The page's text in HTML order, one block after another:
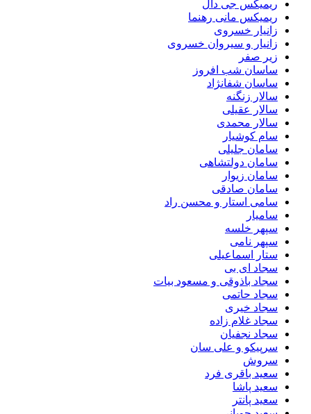
ریمیکس جی دال
ریمیکس مانی رهنما
زانیار خسروی
زانیار و سیروان خسروی
زیر صفر
ساسان شب افروز
ساسان شفانژاد
سالار زنگنه
سالار عقیلی
سالار محمدی
سام کوشیار
سامان جلیلی
سامان دولتشاهی
سامان زیوار
سامان صادقی
سامی استار و محسن راد
سامیار
سپهر خلسه
سپهر نامی
ستار اسماعیلی
سجاد ای بی
سجاد باذوقی و مسعود بیات
سجاد حاتمی
سجاد خیری
سجاد غلام زاده
سجاد نجفیان
سرپیکو و علی سان
سروش
سعید باقری فرد
سعید پاشا
سعید پانتر